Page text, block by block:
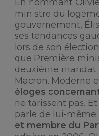
En nommant
ministre du
gouvernement,
ses tendances
lors de son
que Première
deuxième mandat
Macron. Moderne
éloges
ne tarissent pas.
parle de lui-même.
et membre du